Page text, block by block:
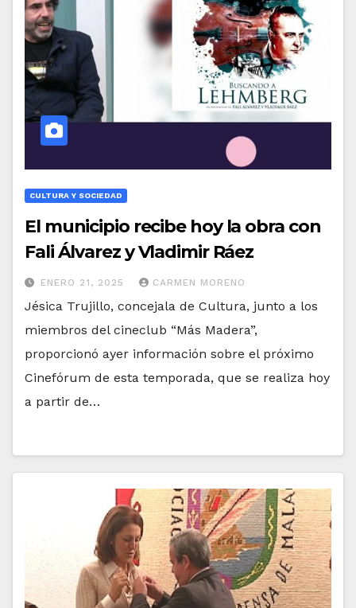
CULTURA Y SOCIEDAD
El municipio recibe hoy la obra con
Fali Álvarez y Vladimir Ráez
ENERO 21, 2025 CARMEN MORENO
Jésica Trujillo, concejala de Cultura, junto a los
miembros del cineclub “Más Madera”,
proporcionó ayer información sobre el próximo
Cinefórum de esta temporada, que se realiza hoy
a partir de…